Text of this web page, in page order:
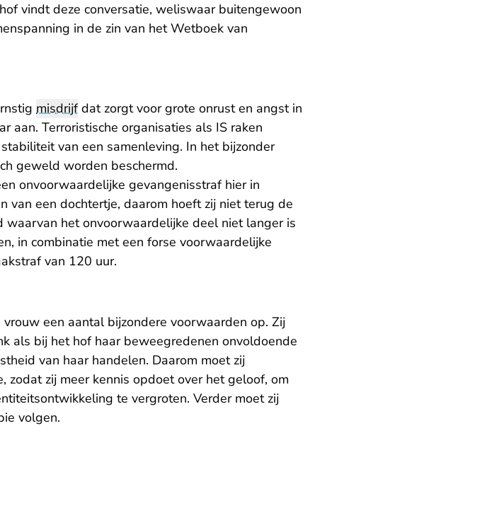
vindt deze conversatie, weliswaar buitengewoon
in de zin van het Wetboek van
misdrijfdat zorgt voor grote onrust en angst in
aan. Terroristische organisaties als IS raken
van een samenleving. In het bijzonder
geweld worden beschermd.
onvoorwaardelijke gevangenisstraf hier in
van een dochtertje, daarom hoeft zij niet terug de
het onvoorwaardelijke deel niet langer is
in combinatie met een forse voorwaardelijke
van 120 uur.
een aantal bijzondere voorwaarden op. Zij
als bij het hof haar beweegredenen onvoldoende
van haar handelen. Daarom moet zij
zodat zij meer kennis opdoet over het geloof, om
te vergroten. Verder moet zij
volgen.